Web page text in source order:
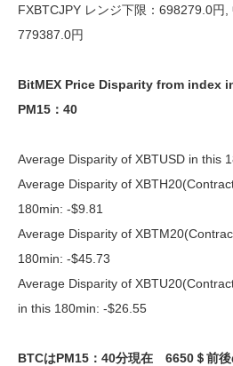
FXBTCJPY レンジ下限：698279.0円,
779387.0円
BitMEX Price Disparity from index
PM15：40
Average Disparity of XBTUSD in this
Average Disparity of
180min: -$9.81
Average Disparity of
180min: -$45.73
Average Disparity of
in this 180min: -$26.55
BTCはPM15：40分現在 6650＄前後